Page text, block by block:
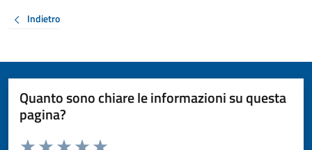
Indietro
Quanto sono chiare le informazioni su questa
pagina?
Valuta da 1 a 5 stelle la pagina